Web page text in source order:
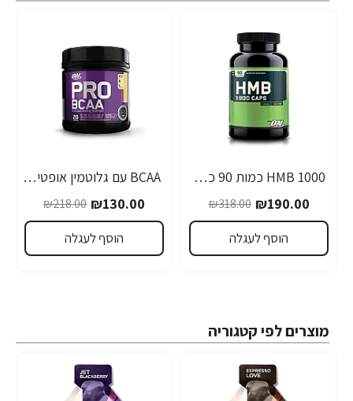
-40%
1000 HMB כמות 90 כמוסות מבית Optimum Nutrition
₪190.00
₪318.00
הוסף לעגלה
-40%
BCAA עם גלוטמין אופטימום פרו סירייס טעם אפרסק מנגו 390 גרם - מבית Optimum Nutrition
₪130.00
₪218.00
הוסף לעגלה
מוצרים לפי קטגוריה